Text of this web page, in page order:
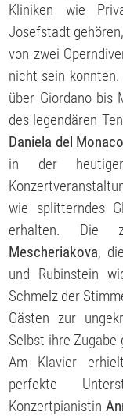
Kliniken wie
Josefstadt
von zwei
nicht sein
über Giordano bis
des legendären
Daniela del Monaco
in der
wie splitterndes
erhalten. Die
Mescheriakova,
und Rubinstein
Schmelz der
Gästen zur
Selbst ihre
Am Klavier
perfekte
Konzertpianistin